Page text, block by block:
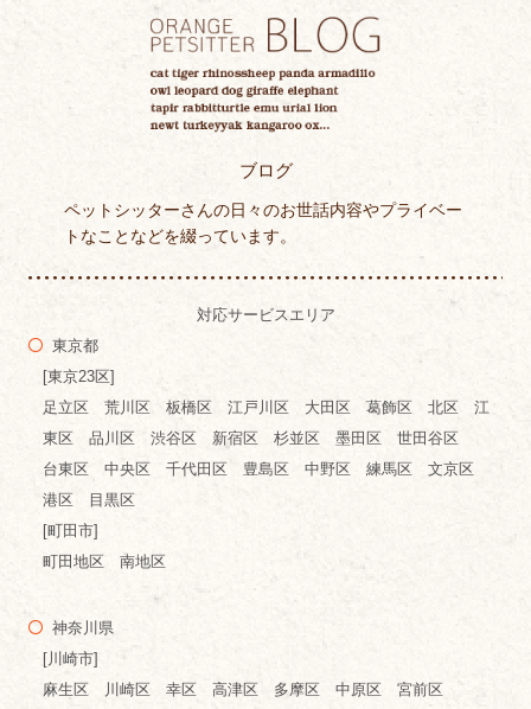
ブログ
ペットシッターさんの日々のお世話内容やプライベー
トなことなどを綴っています。
対応サービスエリア
東京都
[東京23区]
足立区 荒川区 板橋区 江戸川区 大田区 葛飾区 北区 江
東区 品川区 渋谷区 新宿区 杉並区 墨田区 世田谷区
台東区 中央区 千代田区 豊島区 中野区 練馬区 文京区
港区 目黒区
[町田市]
町田地区 南地区
神奈川県
[川崎市]
麻生区 川崎区 幸区 高津区 多摩区 中原区 宮前区